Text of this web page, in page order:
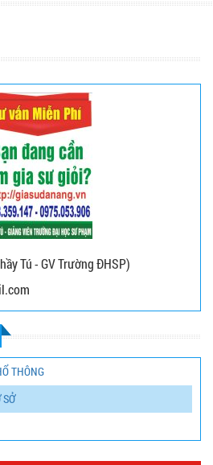
Tú - GV Trường ĐHSP)
THÔNG